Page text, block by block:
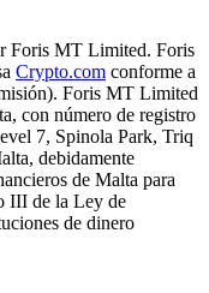
Foris MT Limited. Foris
Crypto.com conforme a
Foris MT Limited
con número de registro
7, Spinola Park, Triq
debidamente
de Malta para
III de la Ley de
de dinero